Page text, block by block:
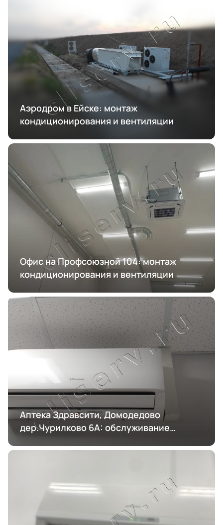
Аэродром в Ейске: монтаж
кондиционирования и вентиляции
Офис на Профсоюзной 104: монтаж
кондиционирования и вентиляции
Аптека Здравсити, Домодедово
дер.Чурилково 6А: обслуживание